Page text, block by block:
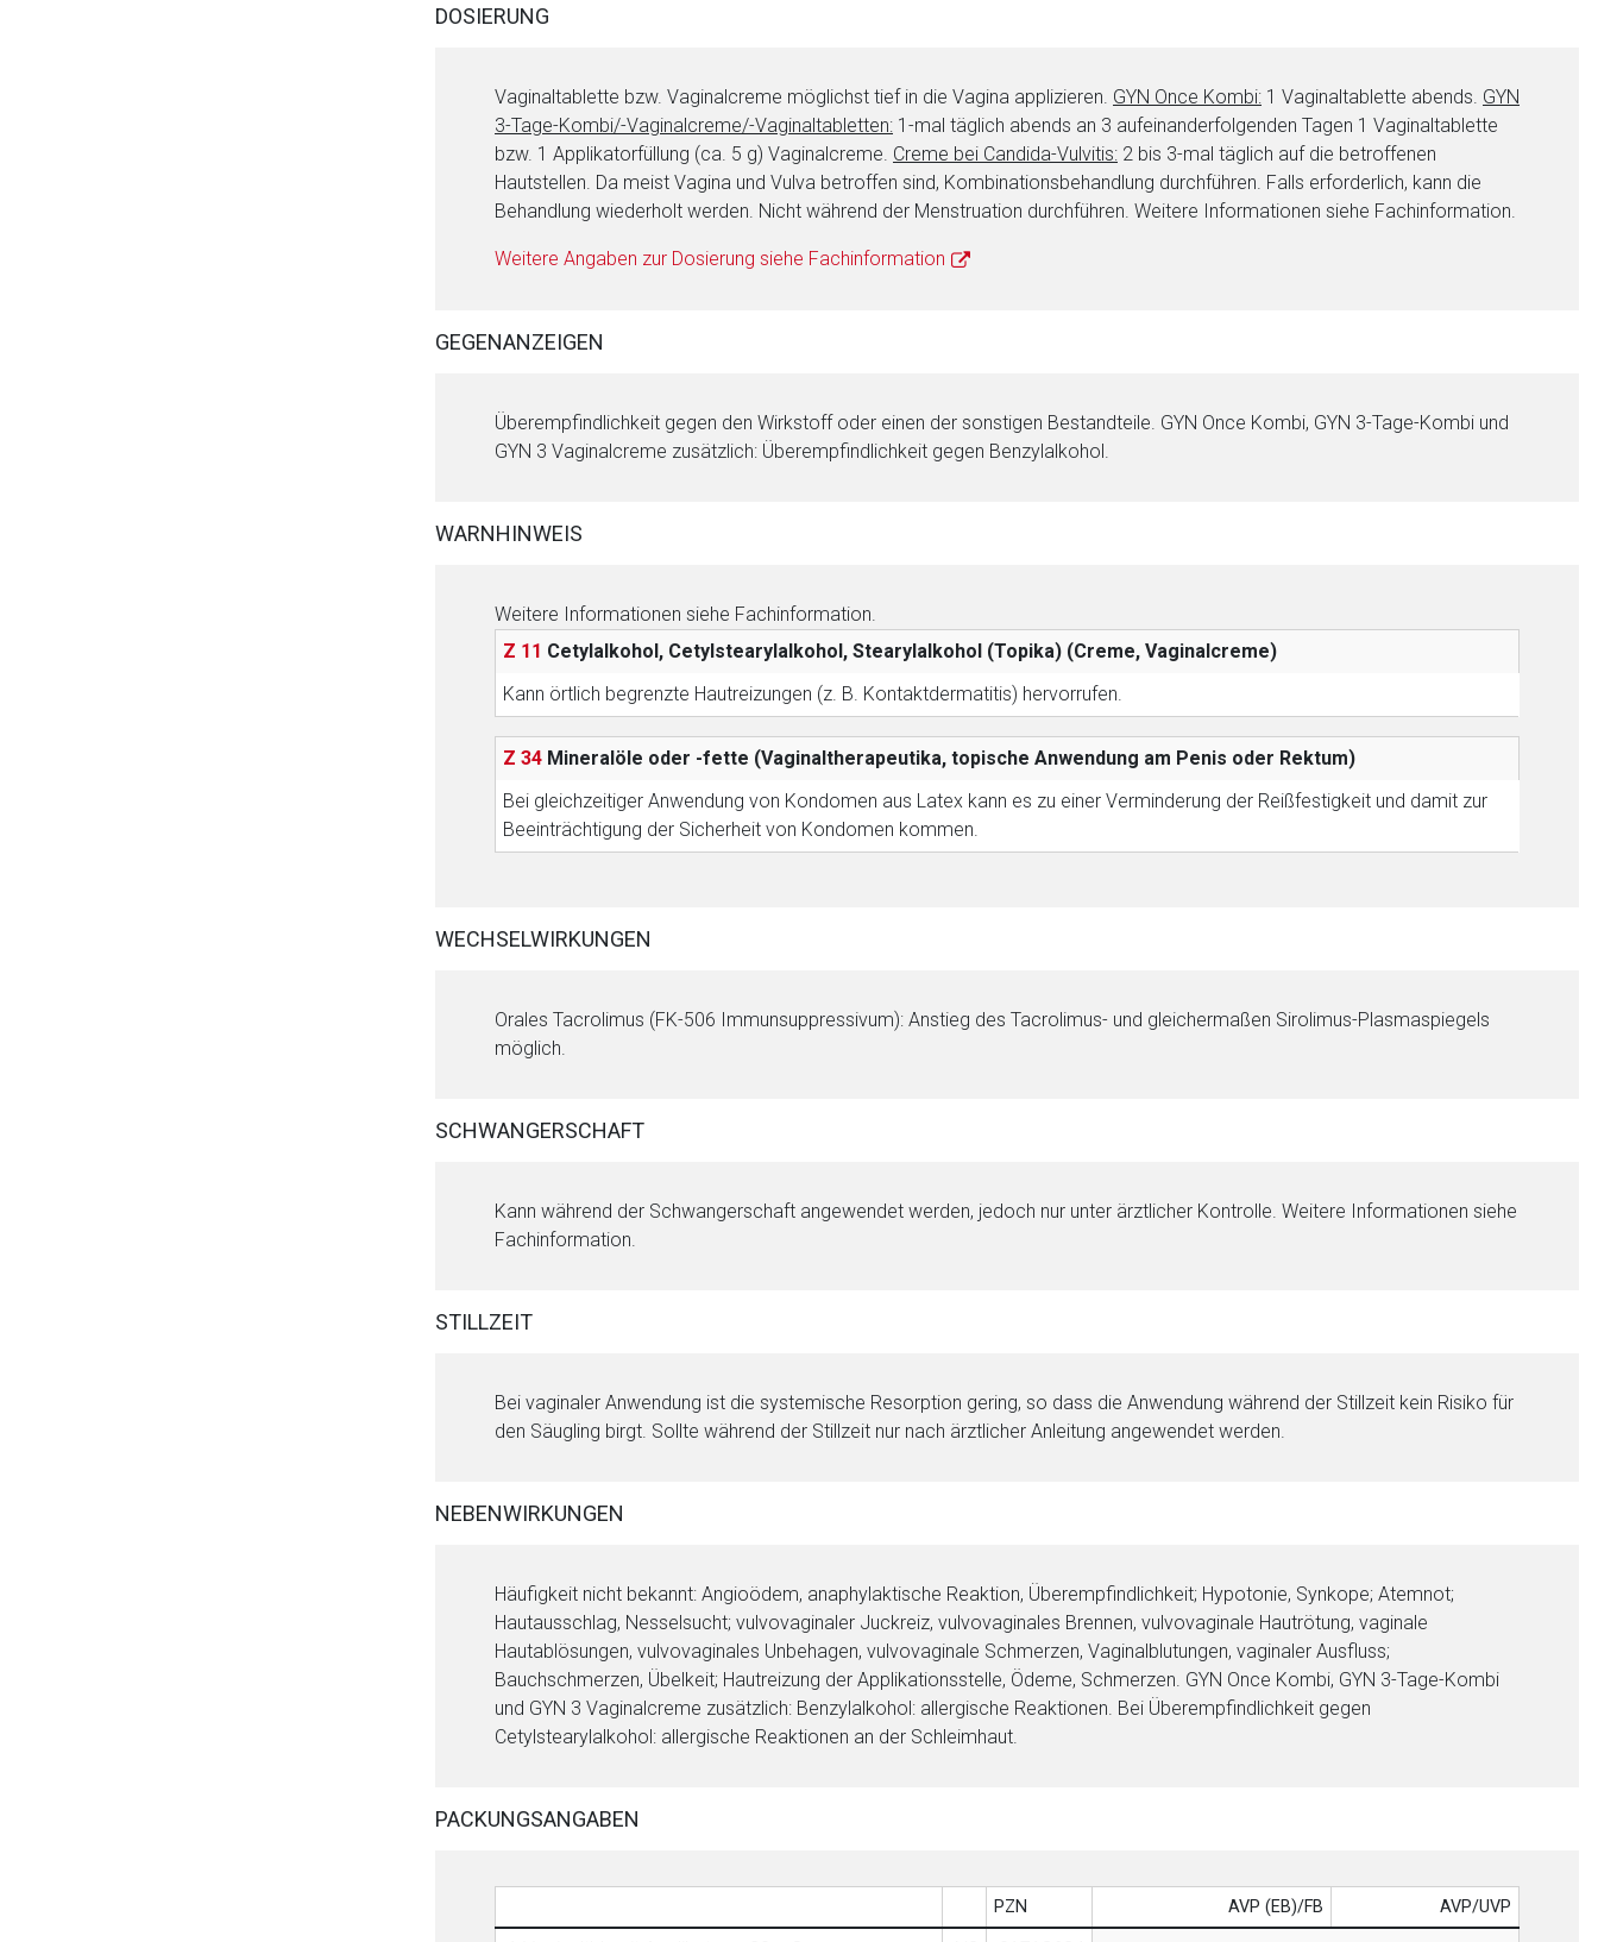
DOSIERUNG
Vaginaltablette bzw. Vaginalcreme möglichst tief in die Vagina applizieren. GYN Once Kombi: 1 Vaginaltablette abends. GYN
3-Tage-Kombi/-Vaginalcreme/-Vaginaltabletten: 1-mal täglich abends an 3 aufeinanderfolgenden Tagen 1 Vaginaltablette
bzw. 1 Applikatorfüllung (ca. 5 g) Vaginalcreme. Creme bei Candida-Vulvitis: 2 bis 3-mal täglich auf die betroffenen
Hautstellen. Da meist Vagina und Vulva betroffen sind, Kombinationsbehandlung durchführen. Falls erforderlich, kann die
Behandlung wiederholt werden. Nicht während der Menstruation durchführen. Weitere Informationen siehe Fachinformation.
Weitere Angaben zur Dosierung siehe Fachinformation
GEGENANZEIGEN
Überempfindlichkeit gegen den Wirkstoff oder einen der sonstigen Bestandteile. GYN Once Kombi, GYN 3-Tage-Kombi und
GYN 3 Vaginalcreme zusätzlich: Überempfindlichkeit gegen Benzylalkohol.
WARNHINWEIS
Weitere Informationen siehe Fachinformation.
Z 11 Cetylalkohol, Cetylstearylalkohol, Stearylalkohol (Topika) (Creme, Vaginalcreme)
Kann örtlich begrenzte Hautreizungen (z. B. Kontaktdermatitis) hervorrufen.
Z 34 Mineralöle oder -fette (Vaginaltherapeutika, topische Anwendung am Penis oder Rektum)
Bei gleichzeitiger Anwendung von Kondomen aus Latex kann es zu einer Verminderung der Reißfestigkeit und damit zur
Beeinträchtigung der Sicherheit von Kondomen kommen.
WECHSELWIRKUNGEN
Orales Tacrolimus (FK-506 Immunsuppressivum): Anstieg des Tacrolimus- und gleichermaßen Sirolimus-Plasmaspiegels
möglich.
SCHWANGERSCHAFT
Kann während der Schwangerschaft angewendet werden, jedoch nur unter ärztlicher Kontrolle. Weitere Informationen siehe
Fachinformation.
STILLZEIT
Bei vaginaler Anwendung ist die systemische Resorption gering, so dass die Anwendung während der Stillzeit kein Risiko für
den Säugling birgt. Sollte während der Stillzeit nur nach ärztlicher Anleitung angewendet werden.
NEBENWIRKUNGEN
Häufigkeit nicht bekannt: Angioödem, anaphylaktische Reaktion, Überempfindlichkeit; Hypotonie, Synkope; Atemnot;
Hautausschlag, Nesselsucht; vulvovaginaler Juckreiz, vulvovaginales Brennen, vulvovaginale Hautrötung, vaginale
Hautablösungen, vulvovaginales Unbehagen, vulvovaginale Schmerzen, Vaginalblutungen, vaginaler Ausfluss;
Bauchschmerzen, Übelkeit; Hautreizung der Applikationsstelle, Ödeme, Schmerzen. GYN Once Kombi, GYN 3-Tage-Kombi
und GYN 3 Vaginalcreme zusätzlich: Benzylalkohol: allergische Reaktionen. Bei Überempfindlichkeit gegen
Cetylstearylalkohol: allergische Reaktionen an der Schleimhaut.
PACKUNGSANGABEN
PZN AVP (EB)/FB AVP/UVP
Aufruf einer externen Seite
Der von Ihnen aufgerufene Link öffnet eine externe Web-Seite. Für die Inhalte der externen Web-Seite ist deren
Zurück zur rote-liste.de Zur Seite